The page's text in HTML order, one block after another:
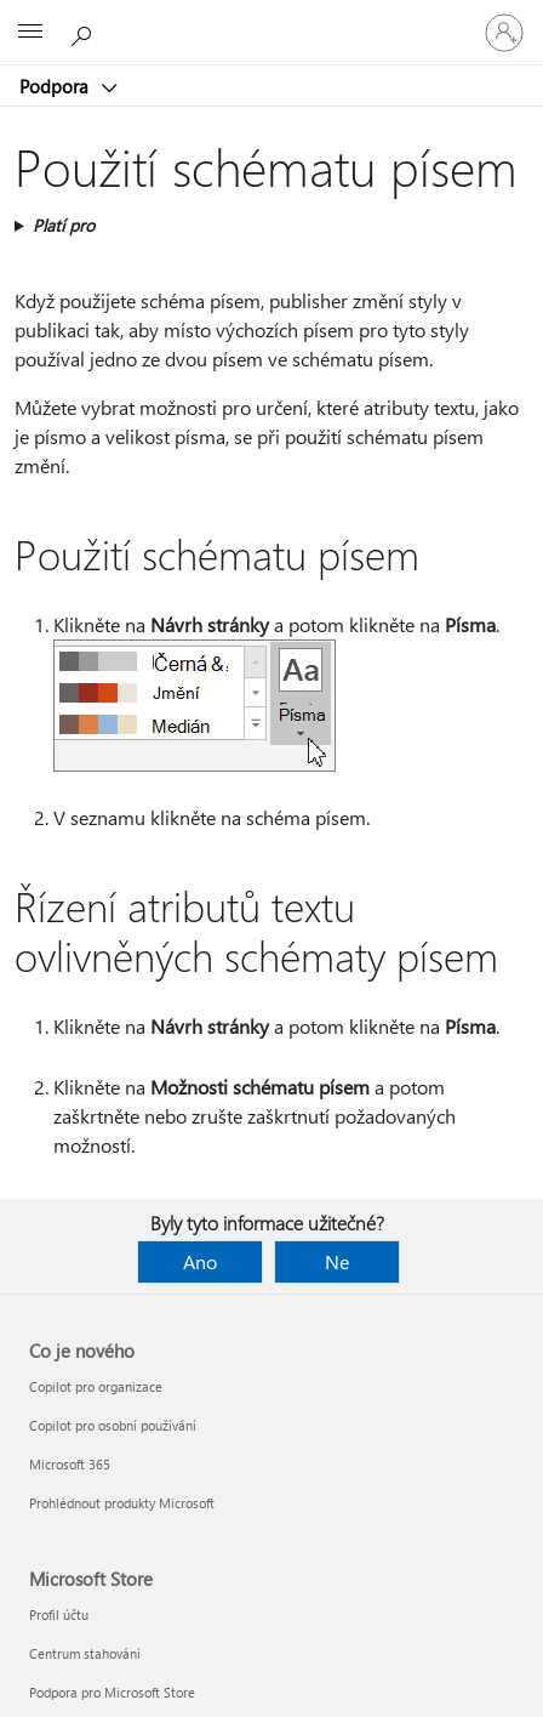
Podpora
Přihlaste
se
ke
účtu
Použití schématu písem
Platí pro
Když použijete schéma písem, publisher změní styly v
publikaci tak, aby místo výchozích písem pro tyto styly
používal jedno ze dvou písem ve schématu písem.
Můžete vybrat možnosti pro určení, které atributy textu, jako
je písmo a velikost písma, se při použití schématu písem
změní.
Použití schématu písem
Klikněte na Návrh stránkya potom klikněte na Písma.
V seznamu klikněte na schéma písem.
Řízení atributů textu
ovlivněných schématy písem
Klikněte na Návrh stránkya potom klikněte na Písma.
Klikněte na Možnosti schématu písema potom
zaškrtněte nebo zrušte zaškrtnutí požadovaných
možností.
Byly tyto informace užitečné?
Ano
Ne
Co je nového
Copilot pro organizace
Copilot pro osobní používání
Microsoft 365
Prohlédnout produkty Microsoft
Microsoft Store
Profil účtu
Centrum stahování
Podpora pro Microsoft Store